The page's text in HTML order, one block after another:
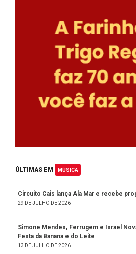
ÚLTIMAS EM MÚSICA
Circuito Cais lança Ala Mar e recebe
29 DE JULHO DE 2026
Simone Mendes, Ferrugem e Israel
Festa da Banana e do Leite
13 DE JULHO DE 2026